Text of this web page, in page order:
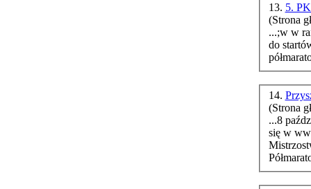
13. 5.
(Strona
...;w w
do
14.
(Strona
...8
się w